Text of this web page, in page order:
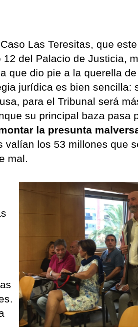
Las Teresitas, que
del Palacio de Justicia,
que dio pie a la querella
jurídica es bien sencilla:
para el Tribunal será
su principal baza pasa
la presunta
los 53 millones que
mal.